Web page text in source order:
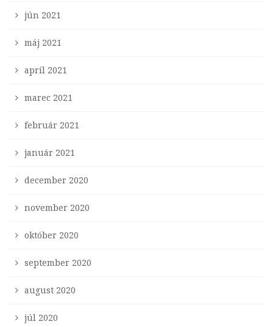
jún 2021
máj 2021
apríl 2021
marec 2021
február 2021
január 2021
december 2020
november 2020
október 2020
september 2020
august 2020
júl 2020